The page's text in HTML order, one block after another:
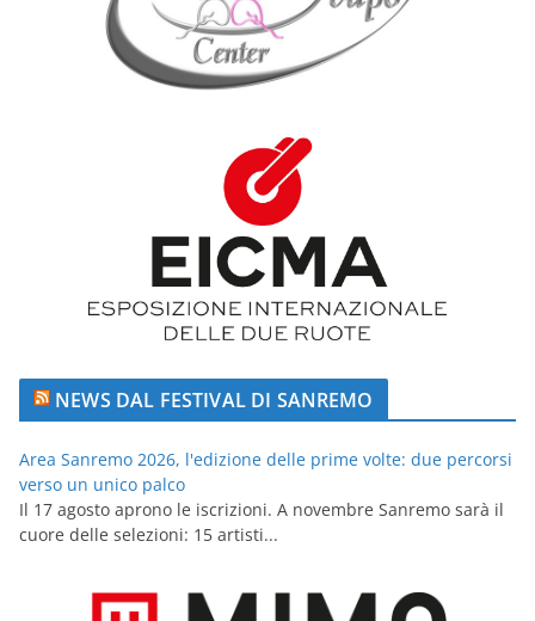
NEWS DAL FESTIVAL DI SANREMO
Area Sanremo 2026, l'edizione delle prime volte: due percorsi
verso un unico palco
Il 17 agosto aprono le iscrizioni. A novembre Sanremo sarà il
cuore delle selezioni: 15 artisti...